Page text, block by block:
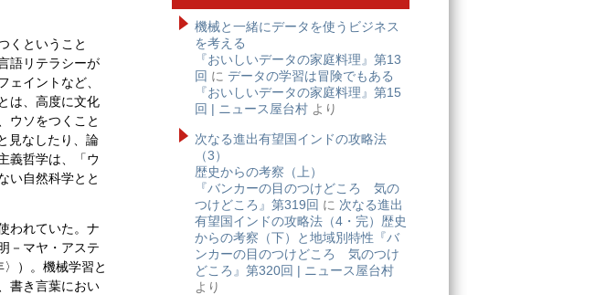
くということ
語リテラシーが
イントなど、
は、高度に文化
ウソをつくこと
見なしたり、論
義哲学は、「ウ
い自然科学とと
われていた。ナ
－マヤ・アステ
）。機械学習と
書き言葉におい
機械と一緒にデータを使うビジネス
を考える
『おいしいデータの家庭料理』第13
回 に データの学習は冒険でもある
『おいしいデータの家庭料理』第15
回 | ニュース屋台村 より
次なる進出有望国インドの攻略法
（3）
歴史からの考察（上）
『バンカーの目のつけどころ 気の
つけどころ』第319回 に 次なる進出
有望国インドの攻略法（4・完）歴史
からの考察（下）と地域別特性『バ
ンカーの目のつけどころ 気のつけ
どころ』第320回 | ニュース屋台村
より